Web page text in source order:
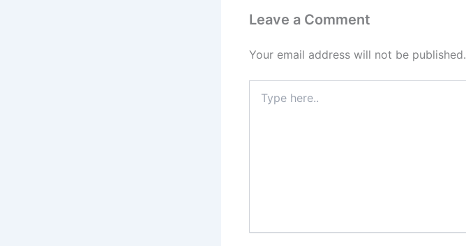
Leave a Comment
Your email address will not be published.
here..